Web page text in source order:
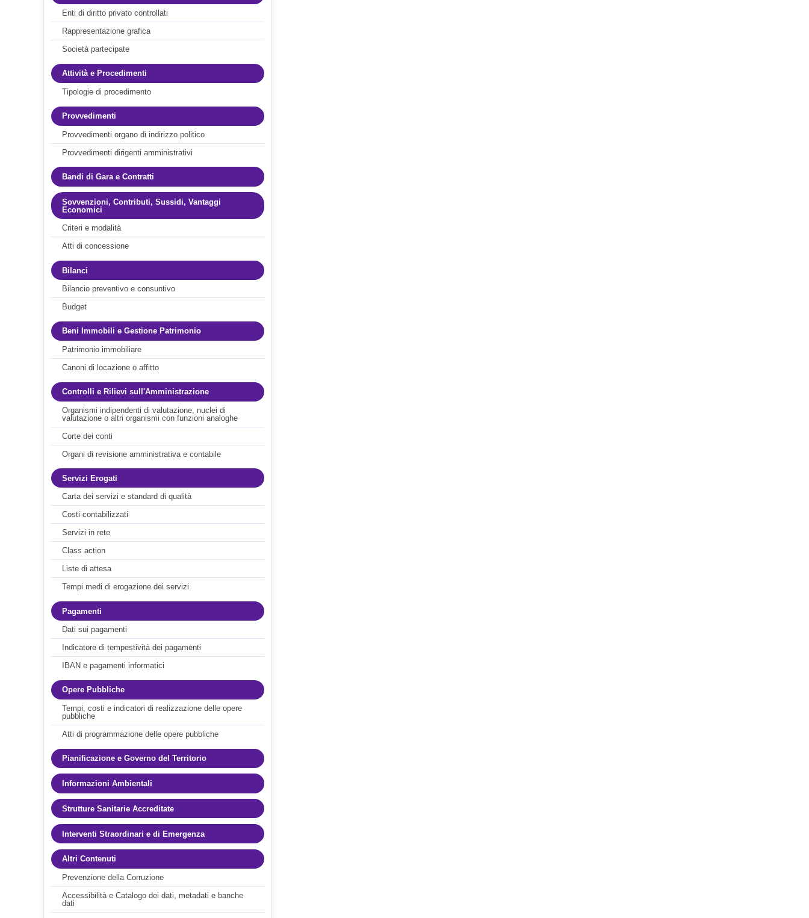
Enti di diritto privato controllati
Rappresentazione grafica
Società partecipate
Attività e Procedimenti
Tipologie di procedimento
Provvedimenti
Provvedimenti organo di indirizzo politico
Provvedimenti dirigenti amministrativi
Bandi di Gara e Contratti
Sovvenzioni, Contributi, Sussidi, Vantaggi
Economici
Criteri e modalità
Atti di concessione
Bilanci
Bilancio preventivo e consuntivo
Budget
Beni Immobili e Gestione Patrimonio
Patrimonio immobiliare
Canoni di locazione o affitto
Controlli e Rilievi sull'Amministrazione
Organismi indipendenti di valutazione, nuclei di
valutazione o altri organismi con funzioni analoghe
Corte dei conti
Organi di revisione amministrativa e contabile
Servizi Erogati
Carta dei servizi e standard di qualità
Costi contabilizzati
Servizi in rete
Class action
Liste di attesa
Tempi medi di erogazione dei servizi
Pagamenti
Dati sui pagamenti
Indicatore di tempestività dei pagamenti
IBAN e pagamenti informatici
Opere Pubbliche
Tempi, costi e indicatori di realizzazione delle opere
pubbliche
Atti di programmazione delle opere pubbliche
Pianificazione e Governo del Territorio
Informazioni Ambientali
Strutture Sanitarie Accreditate
Interventi Straordinari e di Emergenza
Altri Contenuti
Prevenzione della Corruzione
Accessibilità e Catalogo dei dati, metadati e banche
dati